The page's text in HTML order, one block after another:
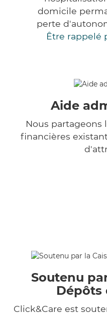
domicile
perte
Être rappelé
Aide
Nous partageons
financières
Soutenu
Dépôts
Click&Care est